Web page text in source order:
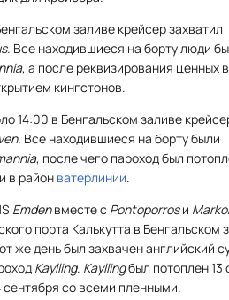
заливе крейсер захватил
. Все находившиеся на борту люди
, а после реквизирования ценных
кингстонов.
14:00 в Бенгальском заливе
. Все находившиеся на борту были
, после чего пароход был
в район ватерлинии.
Emdenвместе с Pontoporrosи
порта Калькутта в Бенгальском
же день был захвачен английский
Kaylling. Kayllingбыл потоплен 13
со всеми пленными.